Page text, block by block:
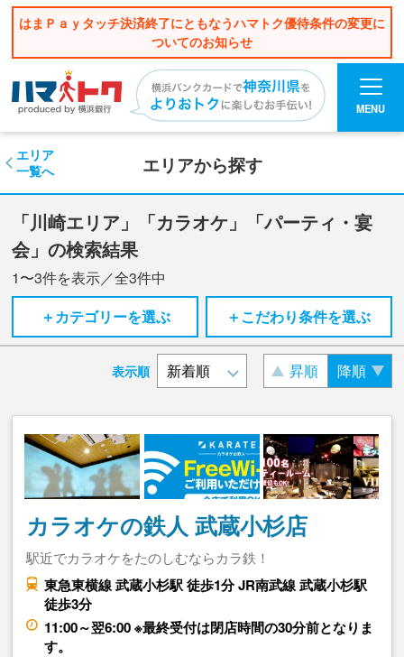
はまＰａｙタッチ決済終了にともなうハマトク優待条件の変更に
ついてのお知らせ
MENU
エリアから探す
エリア
一覧へ
「川崎エリア」「カラオケ」「パーティ・宴
会」の検索結果
1〜3件を表示／全3件中
＋カテゴリーを選ぶ
＋こだわり条件を選ぶ
表示順 昇順 降順
カラオケの鉄人 武蔵小杉店
駅近でカラオケをたのしむならカラ鉄！
東急東横線 武蔵小杉駅 徒歩1分 JR南武線 武蔵小杉駅
徒歩3分
11:00～翌6:00 ※最終受付は閉店時間の30分前となりま
す。